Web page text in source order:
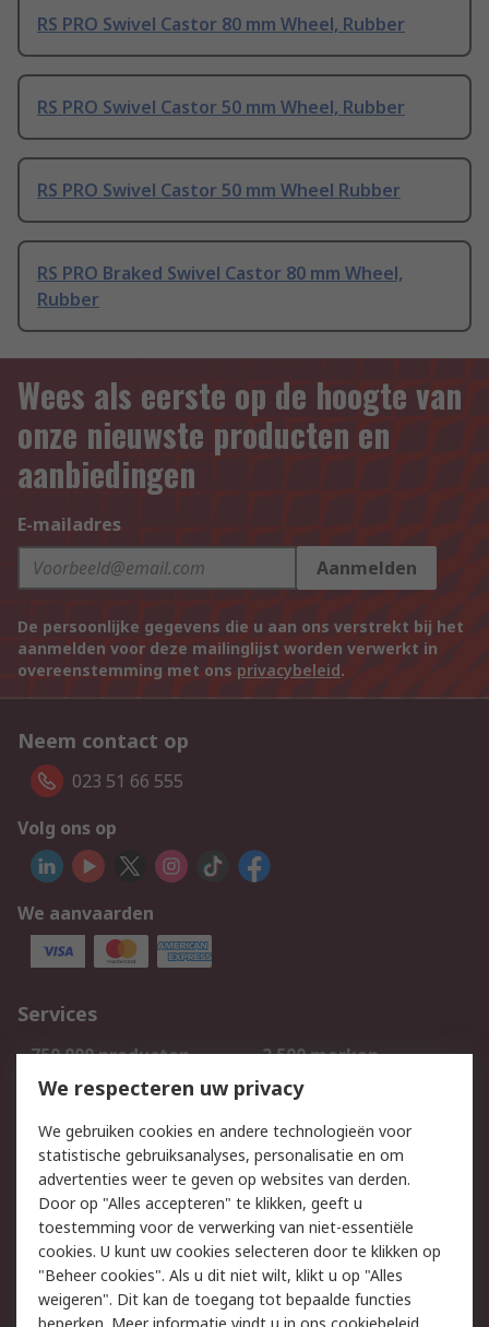
RS PRO Swivel Castor 80 mm Wheel, Rubber
RS PRO Swivel Castor 50 mm Wheel, Rubber
RS PRO Swivel Castor 50 mm Wheel Rubber
RS PRO Braked Swivel Castor 80 mm Wheel,
Rubber
Wees als eerste op de hoogte van
onze nieuwste producten en
aanbiedingen
E-mailadres
Aanmelden
De persoonlijke gegevens die u aan ons verstrekt bij het
aanmelden voor deze mailinglijst worden verwerkt in
overeenstemming met ons privacybeleid.
Neem contact op
023 51 66 555
Volg ons op
We aanvaarden
Services
750.000 producten
2.500 merken
Bestellen
Inkoopoplossingen
Track & Trace
Wettelijk
Cookiebeleid
Email veiligheid
Privacybeleid
Websitevoorwaarden
Algemene
We respecteren uw privacy
We gebruiken cookies en andere technologieën voor
statistische gebruiksanalyses, personalisatie en om
advertenties weer te geven op websites van derden.
Door op "Alles accepteren" te klikken, geeft u
toestemming voor de verwerking van niet-essentiële
cookies. U kunt uw cookies selecteren door te klikken op
"Beheer cookies". Als u dit niet wilt, klikt u op "Alles
weigeren". Dit kan de toegang tot bepaalde functies